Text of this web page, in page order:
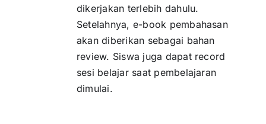
dikerjakan terlebih dahulu.
Setelahnya, e-book pembahasan
akan diberikan sebagai bahan
review. Siswa juga dapat record
sesi belajar saat pembelajaran
dimulai.